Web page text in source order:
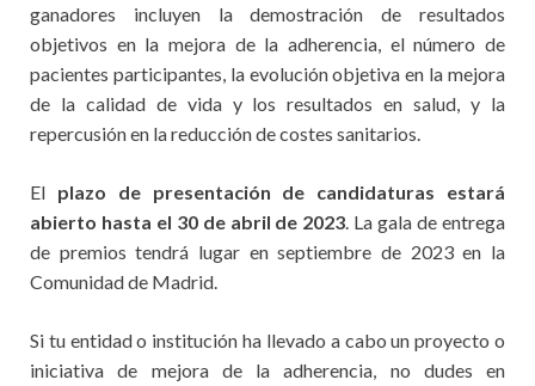
ganadores incluyen la demostración de resultados
objetivos en la mejora de la adherencia, el número de
pacientes participantes, la evolución objetiva en la mejora
de la calidad de vida y los resultados en salud, y la
repercusión en la reducción de costes sanitarios.
El plazo de presentación de candidaturas estará
abierto hasta el 30 de abril de 2023 . La gala de entrega
de premios tendrá lugar en septiembre de 2023 en la
Comunidad de Madrid.
Si tu entidad o institución ha llevado a cabo un proyecto o
iniciativa de mejora de la adherencia, no dudes en